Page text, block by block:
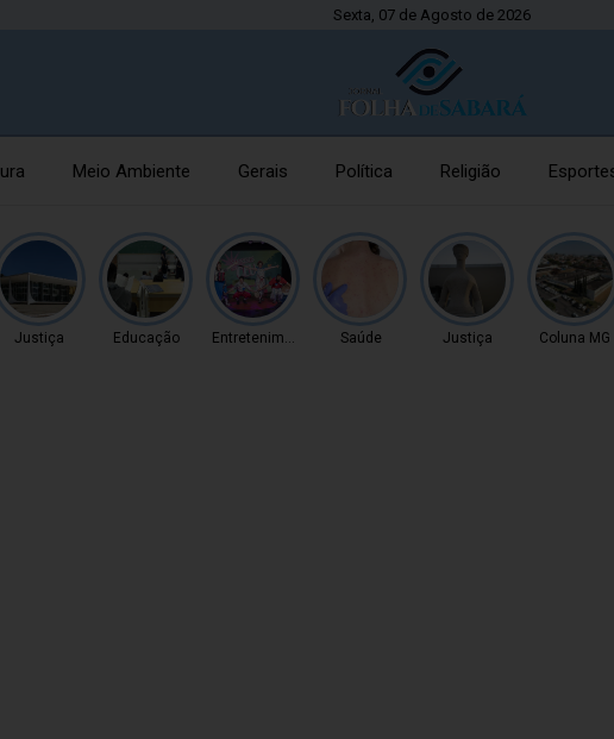
Sexta, 07 de Agosto de 2026
Meio Ambiente Gerais Política Religião
Justiça Educação Entretenimento Saúde Justiça Coluna MG